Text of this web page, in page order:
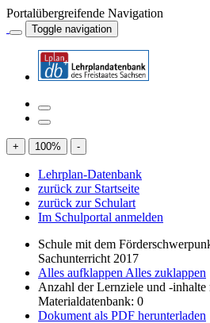
Portalübergreifende Navigation
Toggle navigation
+ 100% -
Lehrplan-Datenbank
zurück zur Startseite
zurück zur Schulart
Im Schulportal anmelden
Schule mit dem
Sachunterricht 2017
Alles aufklappen Alles zuklappen
Anzahl der Lernziele und -inhalte
Materialdatenbank: 0
Dokument als PDF herunterladen